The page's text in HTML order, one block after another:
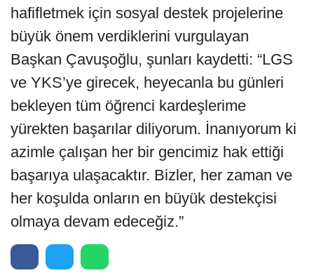
hafifletmek için sosyal destek projelerine
büyük önem verdiklerini vurgulayan
Başkan Çavuşoğlu, şunları kaydetti: “LGS
ve YKS’ye girecek, heyecanla bu günleri
bekleyen tüm öğrenci kardeşlerime
yürekten başarılar diliyorum. İnanıyorum ki
azimle çalışan her bir gencimiz hak ettiği
başarıya ulaşacaktır. Bizler, her zaman ve
her koşulda onların en büyük destekçisi
olmaya devam edeceğiz.”